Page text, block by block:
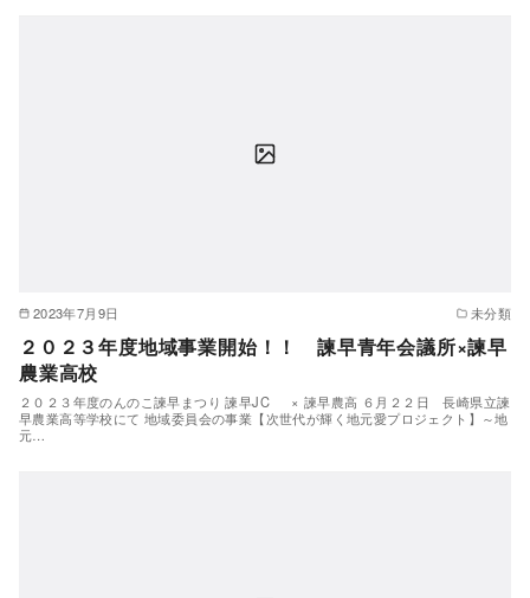
2023年7月9日 未分類
２０２３年度地域事業開始！！ 諫早青年会議所×諫早
農業高校
２０２３年度のんのこ諫早まつり 諫早JC × 諫早農高 ６月２２日 長崎県立諫
早農業高等学校にて 地域委員会の事業【次世代が輝く地元愛プロジェクト】～地
元…